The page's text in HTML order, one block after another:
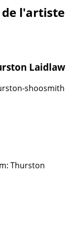
de l'artiste
Laidlaw
Thurston